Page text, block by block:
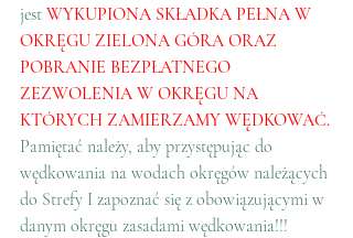
jest WYKUPIONA SKŁADKA PEŁNA W
OKRĘGU ZIELONA GÓRA ORAZ
POBRANIE BEZPŁATNEGO
ZEZWOLENIA W OKRĘGU NA
KTÓRYCH ZAMIERZAMY WĘDKOWAĆ.
Pamiętać należy, aby przystępując do
wędkowania na wodach okręgów należących
do Strefy I zapoznać się z obowiązującymi w
danym okręgu zasadami wędkowania!!!